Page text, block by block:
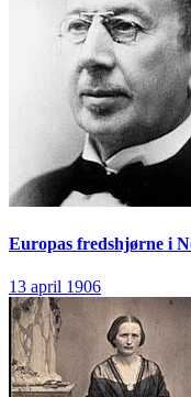
Europas fredshjørne i
13 april 1906